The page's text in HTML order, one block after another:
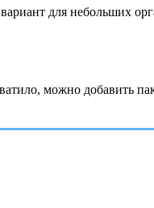
для небольших
можно добавить